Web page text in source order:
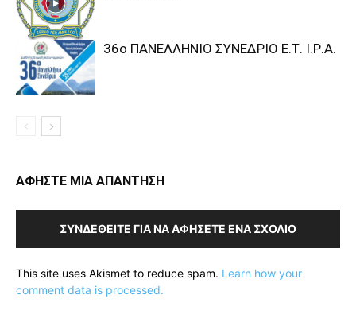
36o ΠΑΝΕΛΛΗΝΙΟ ΣΥΝΕΔΡΙΟ Ε.Τ. Ι.Ρ.Α.
ΑΦΗΣΤΕ ΜΙΑ ΑΠΑΝΤΗΣΗ
ΣΥΝΔΕΘΕΊΤΕ ΓΙΑ ΝΑ ΑΦΉΣΕΤΕ ΈΝΑ ΣΧΌΛΙΟ
This site uses Akismet to reduce spam. Learn how your
comment data is processed.